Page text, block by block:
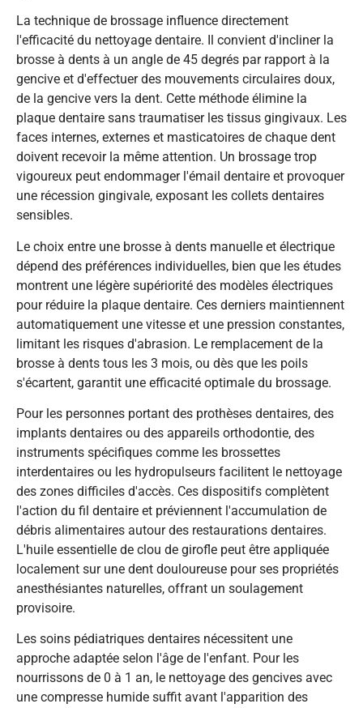
La technique de brossage influence directement
l'efficacité du nettoyage dentaire. Il convient d'incliner la
brosse à dents à un angle de 45 degrés par rapport à la
gencive et d'effectuer des mouvements circulaires doux,
de la gencive vers la dent. Cette méthode élimine la
plaque dentaire sans traumatiser les tissus gingivaux. Les
faces internes, externes et masticatoires de chaque dent
doivent recevoir la même attention. Un brossage trop
vigoureux peut endommager l'émail dentaire et provoquer
une récession gingivale, exposant les collets dentaires
sensibles.
Le choix entre une brosse à dents manuelle et électrique
dépend des préférences individuelles, bien que les études
montrent une légère supériorité des modèles électriques
pour réduire la plaque dentaire. Ces derniers maintiennent
automatiquement une vitesse et une pression constantes,
limitant les risques d'abrasion. Le remplacement de la
brosse à dents tous les 3 mois, ou dès que les poils
s'écartent, garantit une efficacité optimale du brossage.
Pour les personnes portant des prothèses dentaires, des
implants dentaires ou des appareils orthodontie, des
instruments spécifiques comme les brossettes
interdentaires ou les hydropulseurs facilitent le nettoyage
des zones difficiles d'accès. Ces dispositifs complètent
l'action du fil dentaire et préviennent l'accumulation de
débris alimentaires autour des restaurations dentaires.
L'huile essentielle de clou de girofle peut être appliquée
localement sur une dent douloureuse pour ses propriétés
anesthésiantes naturelles, offrant un soulagement
provisoire.
Les soins pédiatriques dentaires nécessitent une
approche adaptée selon l'âge de l'enfant. Pour les
nourrissons de 0 à 1 an, le nettoyage des gencives avec
une compresse humide suffit avant l'apparition des